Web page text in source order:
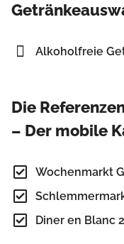
Alkoholfreie
Die
– Der mobile
Wochenmarkt
Diner en Blanc